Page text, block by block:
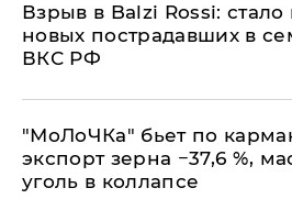
Взрыв в Balzi Rossi: стало
новых пострадавших в
ВКС РФ
​"МоЛоЧКа" бьет по
экспорт зерна −37,6 %,
уголь в коллапсе